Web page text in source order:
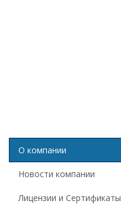
О компании
Новости компании
Лицензии и Сертификаты